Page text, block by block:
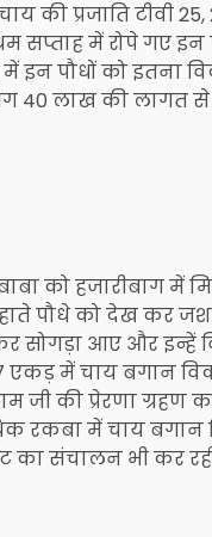
प्रजाति टीवी 25,
सप्ताह में रोपे गए इन
में इन पौधों को इतना
40 लाख की लागत से
को हजारीबाग में
को देख कर जशपुर
आए और इन्हें
में चाय बगान
जी की प्रेरणा
रकबा में चाय बगान
का संचालन भी कर